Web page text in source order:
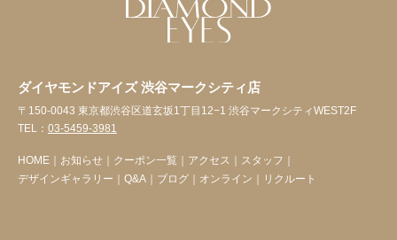
ダイヤモンドアイズ 渋谷マークシティ店
〒150-0043 東京都渋谷区道玄坂1丁目12−1 渋谷マークシティWEST2F
TEL： 03-5459-3981
HOME お知らせ クーポン一覧 アクセス スタッフ
デザインギャラリー
Q&A ブログ オンライン リクルート